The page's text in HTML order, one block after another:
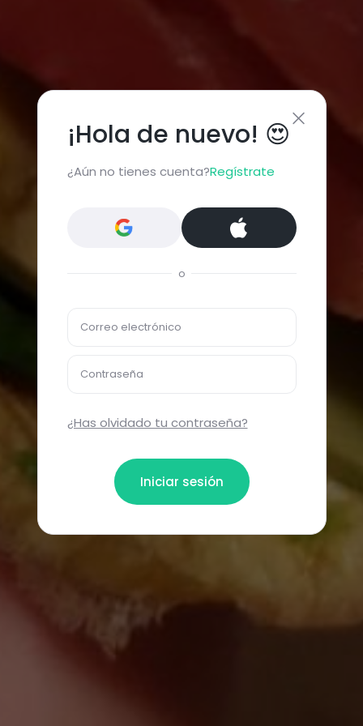
¡Hola de nuevo! 😍
¿Aún no tienes cuenta?Regístrate
o
Correo electrónico
Contraseña
¿Has olvidado tu contraseña?
Iniciar sesión